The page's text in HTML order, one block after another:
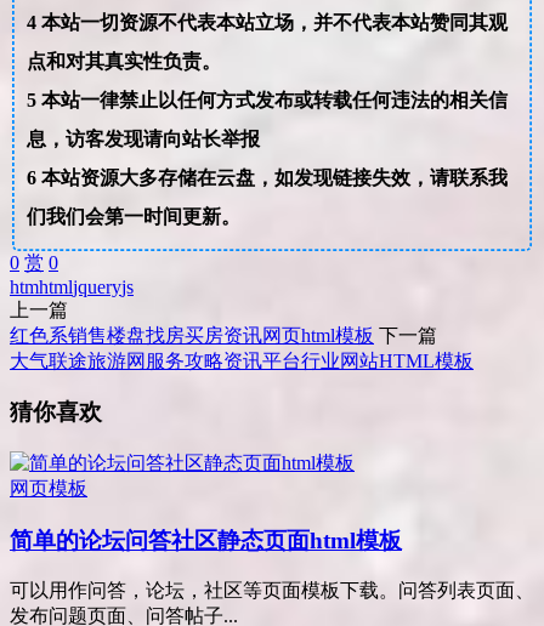
4本站一切资源不代表本站立场，并不代表本站赞同其观
点和对其真实性负责。
5本站一律禁止以任何方式发布或转载任何违法的相关信
息，访客发现请向站长举报
6本站资源大多存储在云盘，如发现链接失效，请联系我
们我们会第一时间更新。
0 赏 0
htmhtmljqueryjs
上一篇
红色系销售楼盘找房买房资讯网页html模板 下一篇
大气联途旅游网服务攻略资讯平台行业网站HTML模板
猜你喜欢
网页模板
简单的论坛问答社区静态页面html模板
可以用作问答，论坛，社区等页面模板下载。问答列表页面、
发布问题页面、问答帖子...